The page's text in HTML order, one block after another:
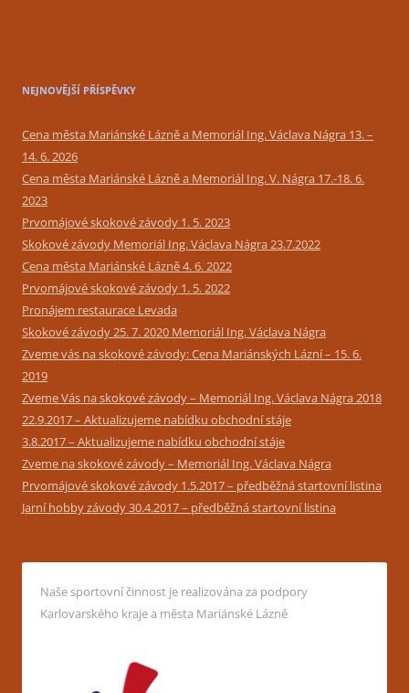
NEJNOVĚJŠÍ PŘÍSPĚVKY
Cena města Mariánské Lázně a Memoriál Ing. Václava Nágra 13. –
14. 6. 2026
Cena města Mariánské Lázně a Memoriál Ing. V. Nágra 17.-18. 6.
2023
Prvomájové skokové závody 1. 5. 2023
Skokové závody Memoriál Ing. Václava Nágra 23.7.2022
Cena města Mariánské Lázně 4. 6. 2022
Prvomájové skokové závody 1. 5. 2022
Pronájem restaurace Levada
Skokové závody 25. 7. 2020 Memoriál Ing. Václava Nágra
Zveme vás na skokové závody: Cena Mariánských Lázní – 15. 6.
2019
Zveme Vás na skokové závody – Memoriál Ing. Václava Nágra 2018
22.9.2017 – Aktualizujeme nabídku obchodní stáje
3.8.2017 – Aktualizujeme nabídku obchodní stáje
Zveme na skokové závody – Memoriál Ing. Václava Nágra
Prvomájové skokové závody 1.5.2017 – předběžná startovní listina
Jarní hobby závody 30.4.2017 – předběžná startovní listina
Naše sportovní činnost je realizována za podpory
Karlovarského kraje a města Mariánské Lázně